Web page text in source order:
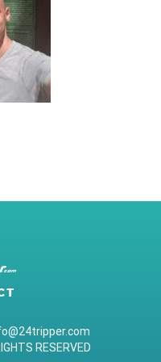
RESERVED